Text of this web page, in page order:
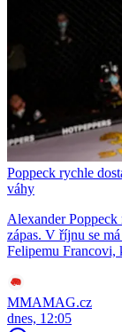
Poppeck rychle
váhy
Alexander Poppeck
zápas. V říjnu se
Felipemu Francovi,
MMAMAG.cz
dnes, 12:05